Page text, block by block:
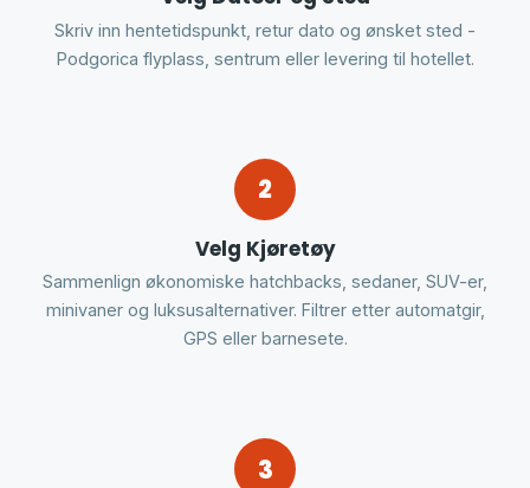
Skriv inn hentetidspunkt, retur dato og ønsket sted -
Podgorica flyplass, sentrum eller levering til hotellet.
2
Velg Kjøretøy
Sammenlign økonomiske hatchbacks, sedaner, SUV-er,
minivaner og luksusalternativer. Filtrer etter automatgir,
GPS eller barnesete.
3